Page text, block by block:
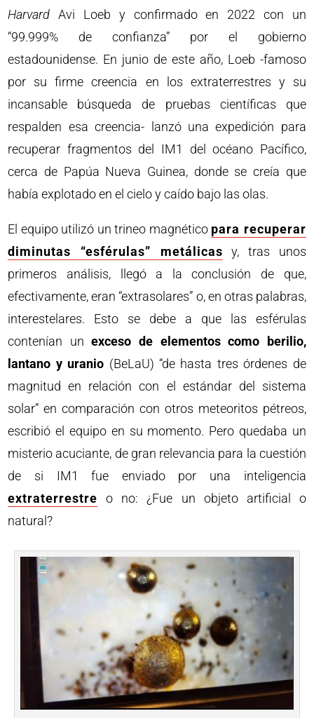
Harvard Avi Loeb y confirmado en 2022 con un
“99.999% de confianza” por el gobierno
estadounidense. En junio de este año, Loeb -famoso
por su firme creencia en los extraterrestres y su
incansable búsqueda de pruebas científicas que
respalden esa creencia- lanzó una expedición para
recuperar fragmentos del IM1 del océano Pacífico,
cerca de Papúa Nueva Guinea, donde se creía que
había explotado en el cielo y caído bajo las olas.
El equipo utilizó un trineo magnético para recuperar
diminutas “esférulas” metálicas y, tras unos
primeros análisis, llegó a la conclusión de que,
efectivamente, eran “extrasolares” o, en otras palabras,
interestelares. Esto se debe a que las esférulas
contenían unexceso de elementos como berilio,
lantano y uranio (BeLaU) “de hasta tres órdenes de
magnitud en relación con el estándar del sistema
solar” en comparación con otros meteoritos pétreos,
escribió el equipo en su momento. Pero quedaba un
misterio acuciante, de gran relevancia para la cuestión
de si IM1 fue enviado por una inteligencia
extraterrestre o no: ¿Fue un objeto artificial o
natural?